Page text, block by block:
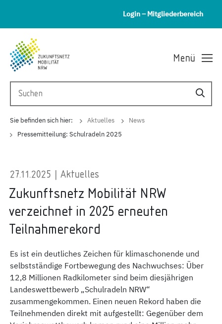
Login – Mitgliederbereich
Menü
Sie befinden sich hier: Aktuelles
News
Pressemitteilung: Schulradeln 2025
27.11.2025 | Aktuelles
Zukunftsnetz Mobilität NRW
verzeichnet in 2025 erneuten
Teilnahmerekord
Es ist ein deutliches Zeichen für klimaschonende und
selbstständige Fortbewegung des Nachwuchses: Über
12,8 Millionen Radkilometer sind beim diesjährigen
Landeswettbewerb „Schulradeln NRW“
zusammengekommen. Einen neuen Rekord haben die
Teilnehmenden direkt mit aufgestellt: Gegenüber dem